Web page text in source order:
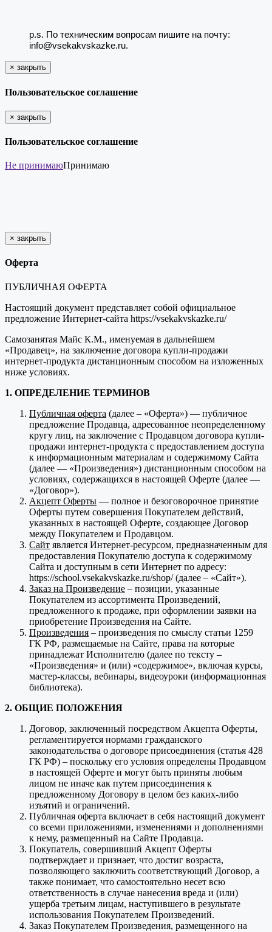
p.s. По техническим вопросам пишите на почту:
info@vsekakvskazke.ru.
× закрыть
Пользовательское соглашение
× закрыть
Пользовательское соглашение
Не принимаюПринимаю
× закрыть
Оферта
ПУБЛИЧНАЯ ОФЕРТА
Настоящий документ представляет собой официальное
предложение Интернет-сайта https://vsekakvskazke.ru/
Самозанятая Майс К.М., именуемая в дальнейшем
«Продавец», на заключение договора купли-продажи
интернет-продукта дистанционным способом на изложенных
ниже условиях.
1. ОПРЕДЕЛЕНИЕ ТЕРМИНОВ
Публичная оферта (далее – «Оферта») — публичное
предложение Продавца, адресованное неопределенному
кругу лиц, на заключение с Продавцом договора купли-
продажи интернет-продукта с предоставлением доступа
к информационным материалам и содержимому Сайта
(далее — «Произведения») дистанционным способом на
условиях, содержащихся в настоящей Оферте (далее —
«Договор»).
Акцепт Оферты — полное и безоговорочное принятие
Оферты путем совершения Покупателем действий,
указанных в настоящей Оферте, создающее Договор
между Покупателем и Продавцом.
Сайт является Интернет-ресурсом, предназначенным для
предоставления Покупателю доступа к содержимому
Сайта и доступным в сети Интернет по адресу:
https://school.vsekakvskazke.ru/shop/ (далее – «Сайт»).
Заказ на Произведение – позиции, указанные
Покупателем из ассортимента Произведений,
предложенного к продаже, при оформлении заявки на
приобретение Произведения на Сайте.
Произведения – произведения по смыслу статьи 1259
ГК РФ, размещаемые на Сайте, права на которые
принадлежат Исполнителю (далее по тексту –
«Произведения» и (или) «содержимое», включая курсы,
мастер-классы, вебинары, видеоуроки (информационная
библиотека).
2. ОБЩИЕ ПОЛОЖЕНИЯ
Договор, заключенный посредством Акцепта Оферты,
регламентируется нормами гражданского
законодательства о договоре присоединения (статья 428
ГК РФ) – поскольку его условия определены Продавцом
в настоящей Оферте и могут быть приняты любым
лицом не иначе как путем присоединения к
предложенному Договору в целом без каких-либо
изъятий и ограничений.
Публичная оферта включает в себя настоящий документ
со всеми приложениями, изменениями и дополнениями
к нему, размещенный на Сайте Продавца.
Покупатель, совершивший Акцепт Оферты
подтверждает и признает, что достиг возраста,
позволяющего заключить соответствующий Договор, а
также понимает, что самостоятельно несет всю
ответственность в случае нанесения вреда и (или)
ущерба третьим лицам, наступившего в результате
использования Покупателем Произведений.
Заказ Покупателем Произведения, размещенного на